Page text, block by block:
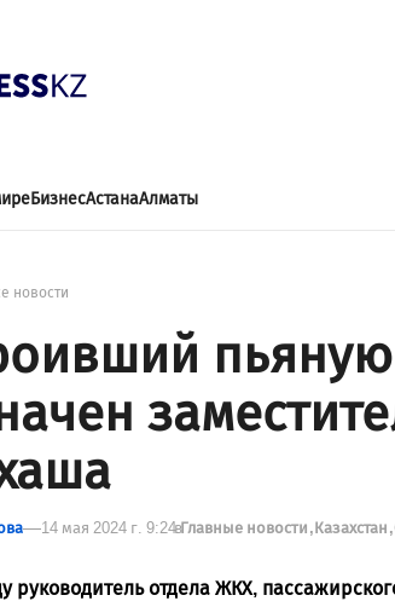
БизнесАстанаАлматы
новости
14 мая 2024 г. 9:24вГлавные новости Казахстан
руководи­тель отдела ЖКХ,